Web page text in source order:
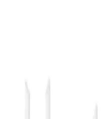
TP-Link Deco X60 (3-Pack),
geniş kapsama alanı sunar,
teknolojileri ve trendler